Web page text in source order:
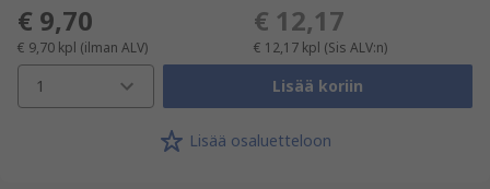
€ 9,70
€ 9,70 kpl (ilman ALV)
€ 12,17
€ 12,17 kpl (Sis ALV:n)
1 Lisää koriin
Lisää osaluetteloon